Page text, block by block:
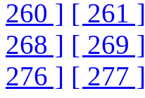
260 ] [ 261 ]
268 ] [ 269 ]
276 ] [ 277 ]